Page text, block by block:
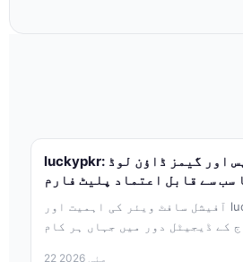
luckypkr: آفیشل ایپس اور گیمز ڈاؤن لوڈ
سب سے قابل اعتماد پلیٹ فارم
آفیشل سافٹ ویئر کی اہمیت اور luckypkr کا
کے ڈیجیٹل دور میں جہاں ہر کام
22 مئی 2026